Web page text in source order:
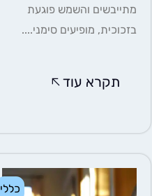
מתייבשים והשמש פוגעת
בזכוכית, מופיעים סימני....
תקרא עוד
כללי